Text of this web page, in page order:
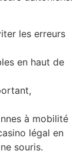
les erreurs
en haut de
à mobilité
légal en
souris.